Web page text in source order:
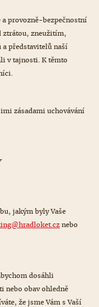
a provozně-bezpečnostní
ztrátou, zneužitím,
a představitelů naší
v tajnosti. K těmto
zásadami uchovávání
jakým byly Vaše
nebo
dosáhli
nebo obav ohledně
že jsme Vám s Vaší